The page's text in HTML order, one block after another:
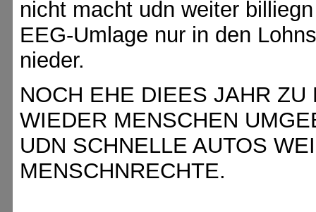
nicht macht udn weiter
EEG-Umlage nur in den
nieder.
NOCH EHE DIEES JAHR
WIEDER MENSCHEN
UDN SCHNELLE AUTOS
MENSCHNRECHTE.